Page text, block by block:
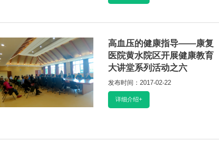
高血压的健康指导——康复
医院黄水院区开展健康教育
大讲堂系列活动之六
发布时间：2017-02-22
阅读：14892
详细介绍+